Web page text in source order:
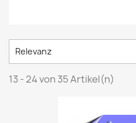
Relevanz
13 - 24 von 35 Artikel(n)